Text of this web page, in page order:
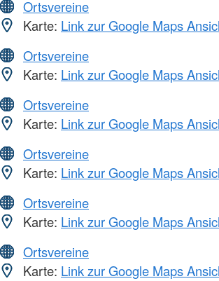
Ortsvereine
Karte: Link zur Google Maps
Ortsvereine
Karte: Link zur Google Maps
Ortsvereine
Karte: Link zur Google Maps
Ortsvereine
Karte: Link zur Google Maps
Ortsvereine
Karte: Link zur Google Maps
Ortsvereine
Karte: Link zur Google Maps